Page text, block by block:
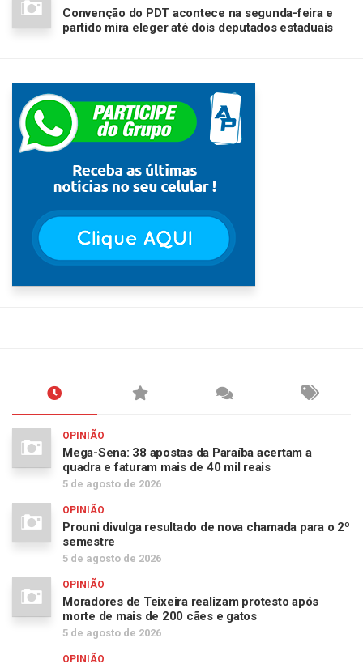
Convenção do PDT acontece na segunda-feira e
partido mira eleger até dois deputados estaduais
OPINIÃO
Mega-Sena: 38 apostas da Paraíba acertam a
quadra e faturam mais de 40 mil reais
5 de agosto de 2026
OPINIÃO
Prouni divulga resultado de nova chamada para o 2º
semestre
5 de agosto de 2026
OPINIÃO
Moradores de Teixeira realizam protesto após
morte de mais de 200 cães e gatos
5 de agosto de 2026
OPINIÃO